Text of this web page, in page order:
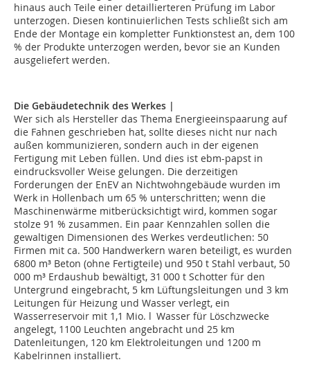
hinaus auch Teile einer detaillierteren Prüfung im Labor
unterzogen. Diesen kontinuierlichen Tests schließt sich am
Ende der Montage ein kompletter Funktionstest an, dem 100
% der Produkte unterzogen werden, bevor sie an Kunden
ausgeliefert werden.
Die Gebäudetechnik des Werkes |
Wer sich als Hersteller das Thema Energieeinspaarung auf
die Fahnen geschrieben hat, sollte dieses nicht nur nach
außen kommunizieren, sondern auch in der eigenen
Fertigung mit Leben füllen. Und dies ist ebm-papst in
eindrucksvoller Weise gelungen. Die derzeitigen
Forderungen der EnEV an Nichtwohngebäude wurden im
Werk in Hollenbach um 65 % unterschritten; wenn die
Maschinenwärme mitberücksichtigt wird, kommen sogar
stolze 91 % zusammen. Ein paar Kennzahlen sollen die
gewaltigen Dimensionen des Werkes verdeutlichen: 50
Firmen mit ca. 500 Handwerkern waren beteiligt, es wurden
6800 m³ Beton (ohne Fertigteile) und 950 t Stahl verbaut, 50
000 m³ Erdaushub bewältigt, 31 000 t Schotter für den
Untergrund eingebracht, 5 km Lüftungsleitungen und 3 km
Leitungen für Heizung und Wasser verlegt, ein
Wasserreservoir mit 1,1 Mio. l Wasser für Löschzwecke
angelegt, 1100 Leuchten angebracht und 25 km
Datenleitungen, 120 km Elektroleitungen und 1200 m
Kabelrinnen installiert.